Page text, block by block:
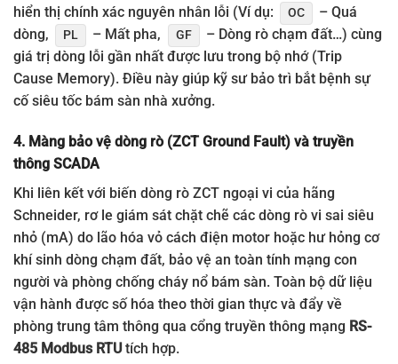
hiển thị chính xác nguyên nhân lỗi (Ví dụ:
OC
– Quá
dòng,
PL – Mất pha, GF
– Dòng rò chạm đất…) cùng
giá trị dòng lỗi gần nhất được lưu trong bộ nhớ (Trip
Cause Memory). Điều này giúp kỹ sư bảo trì bắt bệnh sự
cố siêu tốc bám sàn nhà xưởng.
4. Màng bảo vệ dòng rò (ZCT Ground Fault) và truyền
thông SCADA
Khi liên kết với biến dòng rò ZCT ngoại vi của hãng
Schneider, rơ le giám sát chặt chẽ các dòng rò vi sai siêu
nhỏ (mA) do lão hóa vỏ cách điện motor hoặc hư hỏng cơ
khí sinh dòng chạm đất, bảo vệ an toàn tính mạng con
người và phòng chống cháy nổ bám sàn. Toàn bộ dữ liệu
vận hành được số hóa theo thời gian thực và đẩy về
phòng trung tâm thông qua cổng truyền thông mạng RS-
485 Modbus RTUtích hợp.